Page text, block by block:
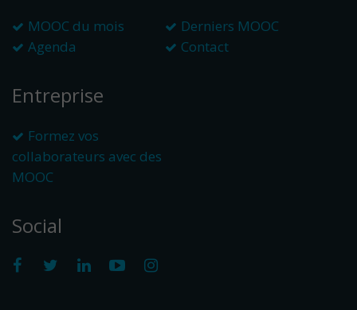
MOOC du mois
Derniers MOOC
Agenda
Contact
Entreprise
Formez vos
collaborateurs avec des
MOOC
Social